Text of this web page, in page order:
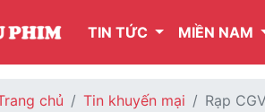
TIN TỨC MIỀN NAM
chủ Tin khuyến mại Rạp